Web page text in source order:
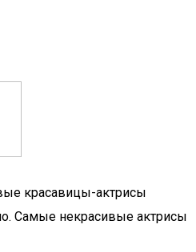
красавицы-актрисы
Самые некрасивые актрисы